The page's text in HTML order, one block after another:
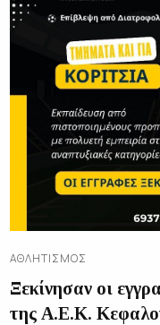
ΑΘΛΗΤΙΣΜΌΣ
Ξεκίνησαν οι
της Α.Ε.Κ.